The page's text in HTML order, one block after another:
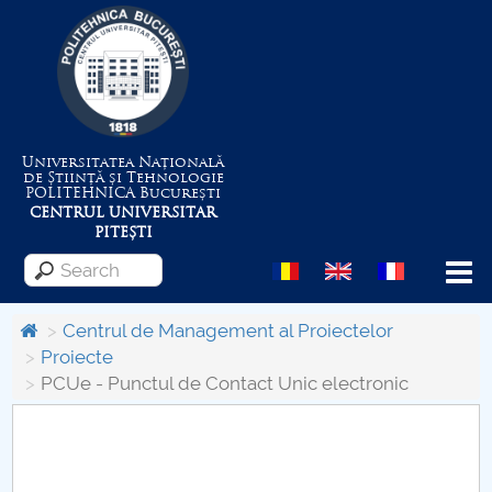
Universitatea Națională
de Știință și Tehnologie
POLITEHNICABucurești
CENTRUL UNIVERSITAR
PITEȘTI
Menu
About the University
Centrul de Management al Proiectelor
Proiecte
PCUe - Punctul de Contact Unic electronic